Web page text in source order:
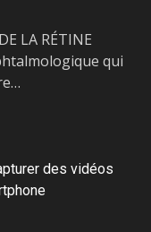
LA RÉTINE
qui
des vidéos